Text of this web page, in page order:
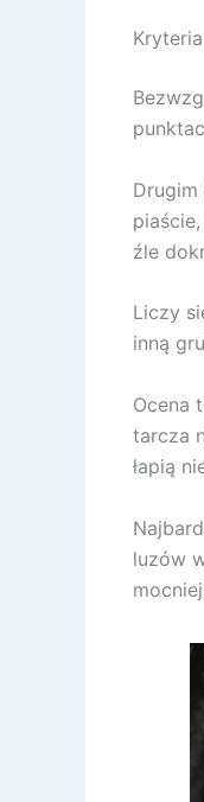
źle
Liczy
inną
Ocena
tarcza
łapią
luzów